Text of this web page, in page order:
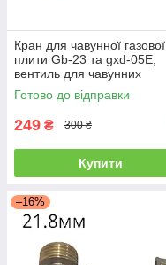
Кран для чавунної газової
плити Gb-23 та gxd-05E,
вентиль для чавунних
пальників
Готово до відправки
249 ₴ 300 ₴
Купити
–16%